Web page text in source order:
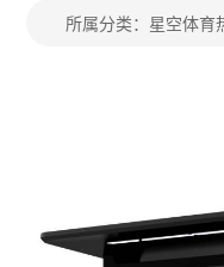
所属分类： 星空体育